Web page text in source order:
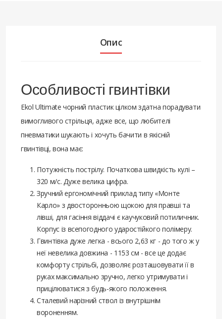
Опис
Особливості гвинтівки
Ekol Ultimate чорний пластик цілком здатна порадувати
вимогливого стрільця, адже все, що любителі
пневматики шукають і хочуть бачити в якісній
гвинтівці, вона має:
Потужність пострілу. Початкова швидкість кулі –
320 м/с. Дуже велика цифра.
Зручний ергономічний приклад типу «Монте
Карло» з двосторонньою щокою для правші та
лівші, для гасіння віддачі є каучуковий потиличник.
Корпус із всепогодного ударостійкого полімеру.
Гвинтівка дуже легка - всього 2,63 кг - до того ж у
неї невелика довжина - 1153 см - все це додає
комфорту стрільбі, дозволяє розташовувати її в
руках максимально зручно, легко утримувати і
прицілюватися з будь-якого положення.
Сталевий нарізний ствол із внутрішнім
вороненням.